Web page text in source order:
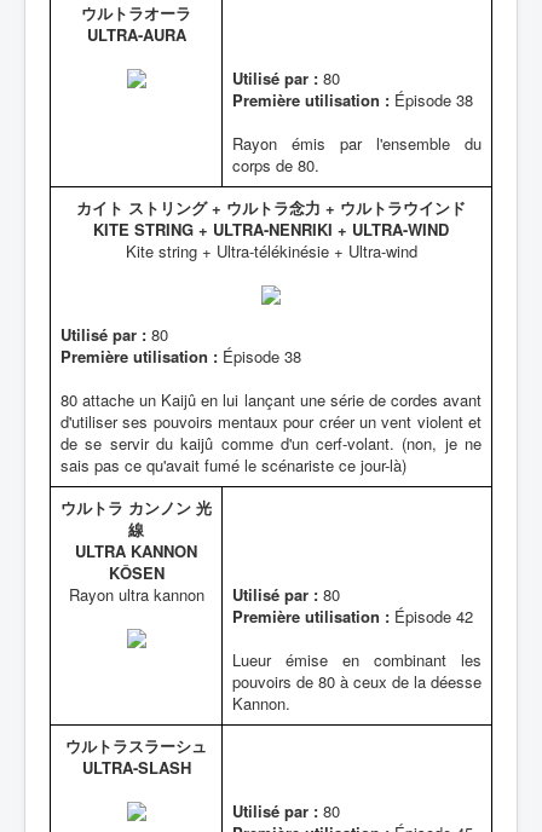
ウルトラオーラ
ULTRA-AURA
Utilisé par : 80
Première utilisation : Épisode 38
Rayon émis par l'ensemble du
corps de 80.
カイト ストリング + ウルトラ念力 + ウルトラウインド
KITE STRING + ULTRA-NENRIKI + ULTRA-WIND
Kite string + Ultra-télékinésie + Ultra-wind
Utilisé par : 80
Première utilisation : Épisode 38
80 attache un Kaijû en lui lançant une série de cordes avant
d'utiliser ses pouvoirs mentaux pour créer un vent violent et
de se servir du kaijû comme d'un cerf-volant. (non, je ne
sais pas ce qu'avait fumé le scénariste ce jour-là)
ウルトラ カンノン 光
線
ULTRA KANNON
KÔSEN
Rayon ultra kannon
Utilisé par : 80
Première utilisation : Épisode 42
Lueur émise en combinant les
pouvoirs de 80 à ceux de la déesse
Kannon.
ウルトラスラーシュ
ULTRA-SLASH
Utilisé par : 80